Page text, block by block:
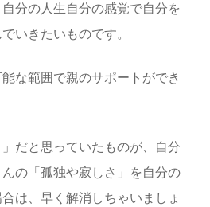
分の人生自分の感覚で自分を
いきたいものです。
な範囲で親のサポートができ
だと思っていたものが、自分
の「孤独や寂しさ」を自分の
は、早く解消しちゃいましょ